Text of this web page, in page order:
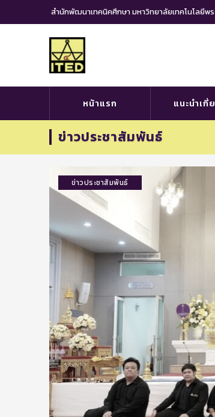
สำนักพัฒนาเทคนิคศึกษา มหาวิทยาลัยเทคโนโลยี
หน้าแรก แนะนำเ
ข่าวประชาสัมพันธ์
ข่าวประชาสัมพันธ์